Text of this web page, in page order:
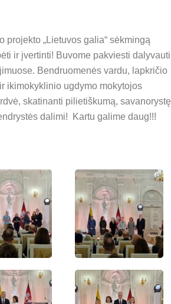
„Lietuvos galia“ sėkmingą
ir įvertinti! Buvome pakviesti dalyvauti
Bendruomenės vardu, lapkričio
ikimokyklinio ugdymo mokytojos
skatinanti pilietiškumą, savanorystę
dalimi! Kartu galime daug!!!